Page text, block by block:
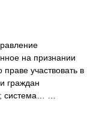
на признании
праве участвовать в
граждан
система… …